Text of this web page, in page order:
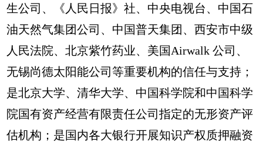
生公司、《人民日报》社、中央电视台、中国石
油天然气集团公司、中国普天集团、西安市中级
人民法院、北京紫竹药业、美国Airwalk 公司、
无锡尚德太阳能公司等重要机构的信任与支持；
是北京大学、清华大学、中国科学院和中国科学
院国有资产经营有限责任公司指定的无形资产评
估机构；是国内各大银行开展知识产权质押融资